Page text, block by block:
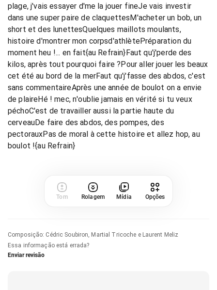
plage, j'vais essayer d'me la jouer fineJe vais investir
dans une super paire de claquettesM'acheter un bob, un
short et des lunettesQuelques maillots moulants,
histoire d'montrer mon corpsd'athlètePréparation du
moment heu !... en fait{au Refrain}Faut qu'j'perde des
kilos, après tout pourquoi faire ?Pour aller jouer les beaux
cet été au bord de la merFaut qu'j'fasse des abdos, c'est
sans commentaireAprès une année de boulot on a envie
de plaireHé ! mec, n'oublie jamais en vérité si tu veux
péchoC'est de travailler aussi la partie haute du
cerveauDe faire des abdos, des pompes, des
pectorauxPas de moral à cette histoire et allez hop, au
boulot !{au Refrain}
Tom Rolagem Mídia Opções
Composição: Cédric Soubiron, Martial Tricoche e Laurent Meliz
Essa informação está errada?
Enviar revisão